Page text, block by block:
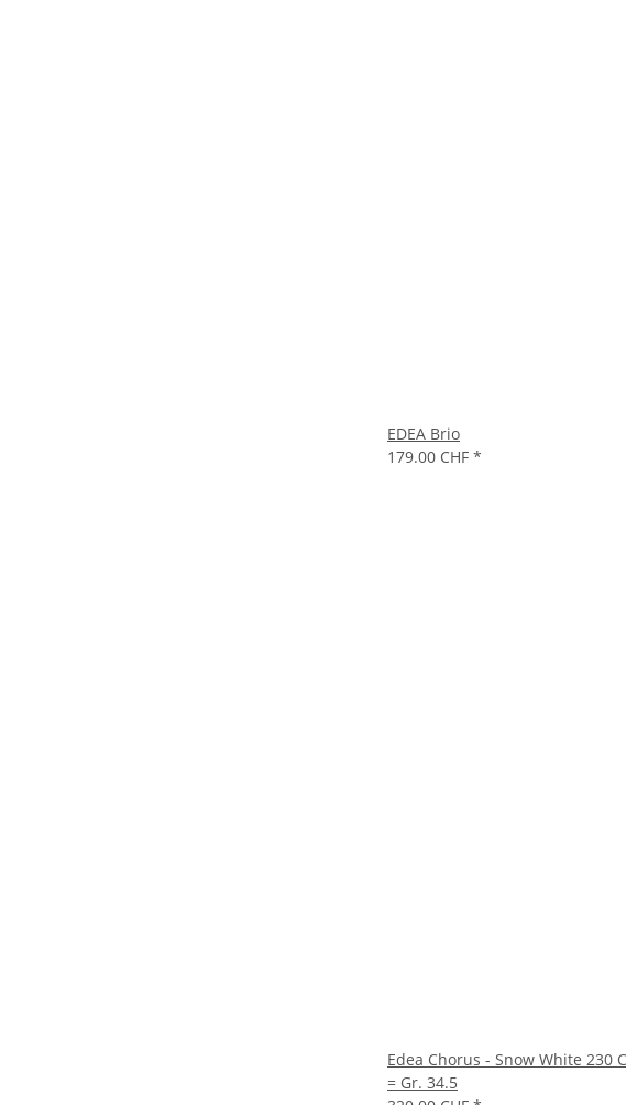
EDEA Brio
179.00 CHF *
Edea Chorus - Snow White 230 C
= Gr. 34.5